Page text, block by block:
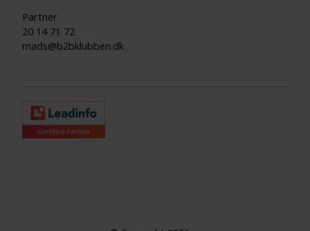
Partner
20 14 71 72
mads@b2bklubben.dk